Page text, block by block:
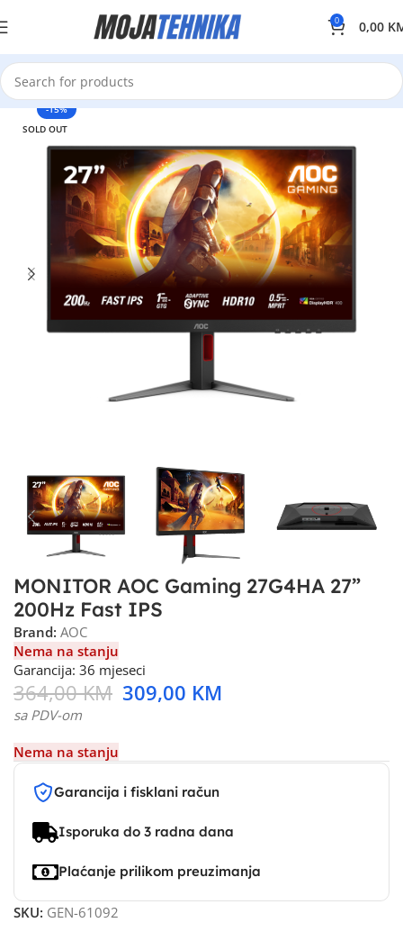
0 0,00
-15%
SOLD OUT
MONITOR AOC Gaming 27G4HA 27”
200Hz Fast IPS
Brand: AOC
Nema na stanju
Garancija: 36 mjeseci
364,00KM 309,00 KM
sa PDV-om
Nema na stanju
Garancija i fisklani račun
Isporuka do 3 radna dana
Plaćanje prilikom preuzimanja
SKU: GEN-61092